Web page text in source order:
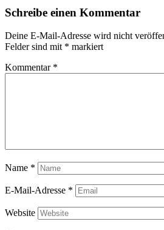
Schreibe einen Kommentar
Deine E-Mail-Adresse wird nicht
Felder sind mit * markiert
Kommentar *
Name *
E-Mail-Adresse *
Website